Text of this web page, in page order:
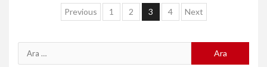
Yazı
Previous 1 2 3 4 Next
Arama: